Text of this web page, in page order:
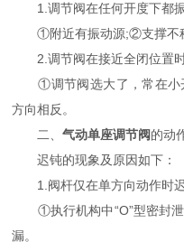
1.调节阀在任何开度下都振
①附近有振动源;②支撑不稳
2.调节阀在接近全闭位置时
①调节阀选大了，常在小
方向相反。
二、气动单座调节阀的动
迟钝的现象及原因如下：
1.阀杆仅在单方向动作时迟
①执行机构中“O”型密封泄
漏。